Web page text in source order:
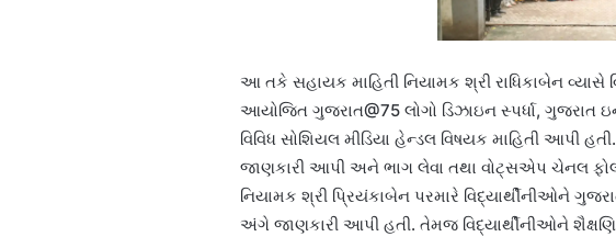
આ તકે સહાયક માહિતી નિયામક શ્રી રાધિકાબેન વ્યાસે
આયોજિત ગુજરાત@75 લોગો ડિઝાઇન સ્પર્ધા, ગુજરાત
વિવિધ સોશિયલ મીડિયા હેન્ડલ વિષયક માહિતી આપી
જાણકારી આપી અને ભાગ લેવા તથા વોટ્સએપ ચેનલ
નિયામક શ્રી પ્રિયંકાબેન પરમારે વિદ્યાર્થીનીઓને
અંગે જાણકારી આપી હતી. તેમજ વિદ્યાર્થીનીઓને